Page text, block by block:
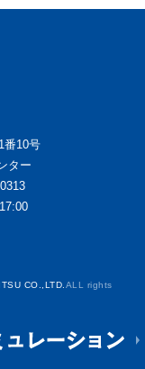
番10号
ター
CO.,LTD. ALL rights